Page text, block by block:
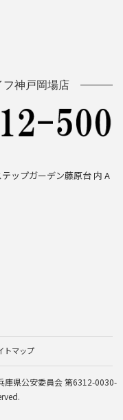
フ神戸岡場店
ップガーデン藤原台 内 A
トマップ
県公安委員会 第6312-0030-